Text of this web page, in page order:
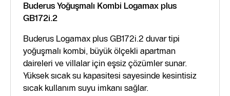
Buderus Yoğuşmalı Kombi Logamax plus
GB172i.2
Buderus Logamax plus GB172i.2 duvar tipi
yoğuşmalı kombi, büyük ölçekli apartman
daireleri ve villalar için eşsiz çözümler sunar.
Yüksek sıcak su kapasitesi sayesinde kesintisiz
sıcak kullanım suyu imkanı sağlar.